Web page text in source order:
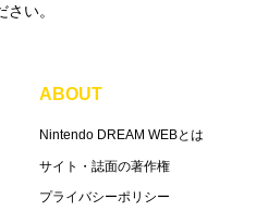
い。
ABOUT
Nintendo DREAM WEBとは
サイト・誌面の著作権
プライバシーポリシー